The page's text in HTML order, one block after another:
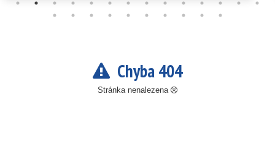
Chyba 404
Stránka nenalezena